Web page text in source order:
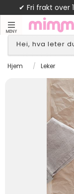
✔ Fri frakt over
MENY
Hjem / Leker